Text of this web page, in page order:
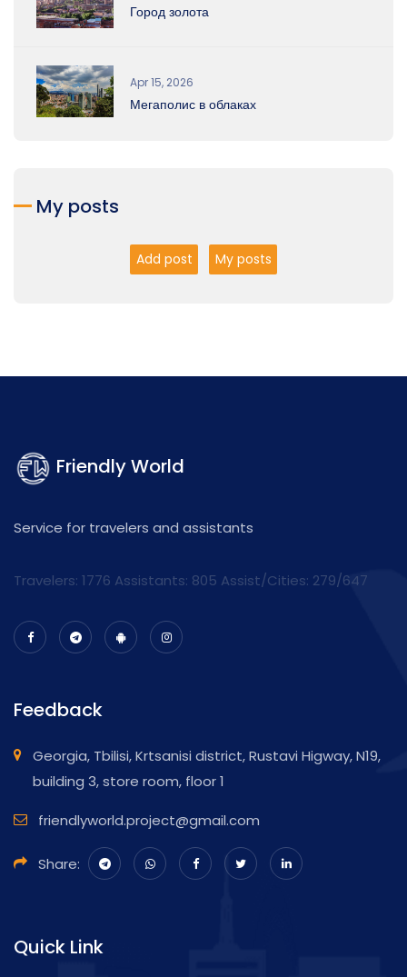
Город золота
Apr 15, 2026
Мегаполис в облаках
My posts
Add post My posts
Friendly World
Service for travelers and assistants
Travelers: 1776 Assistants: 805 Assist/Cities: 279/647
Feedback
Georgia, Tbilisi, Krtsanisi district, Rustavi Higway, N19,
building 3, store room, floor 1
friendlyworld.project@gmail.com
Share:
Quick Link